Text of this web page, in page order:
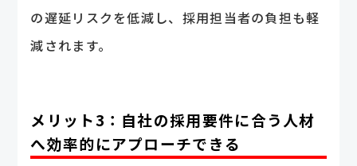
の遅延リスクを低減し、採用担当者の負担も軽
減されます。
メリット3：自社の採用要件に合う人材
へ効率的にアプローチできる